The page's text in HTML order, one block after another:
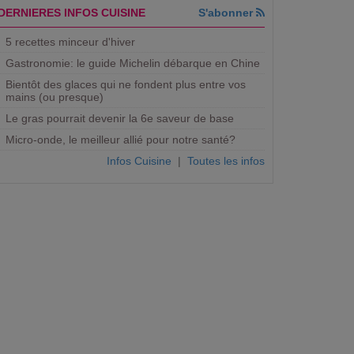
INFOS CUISINE S'abonner
5 recettes minceur d'hiver
Gastronomie: le guide Michelin débarque en Chine
Bientôt des glaces qui ne fondent plus entre vos
mains (ou presque)
Le gras pourrait devenir la 6e saveur de base
Micro-onde, le meilleur allié pour notre santé?
Infos Cuisine | Toutes les infos